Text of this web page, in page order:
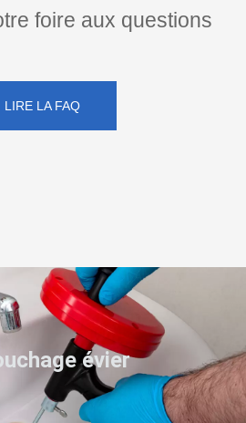
foire aux questions
LIRE LA FAQ
évier